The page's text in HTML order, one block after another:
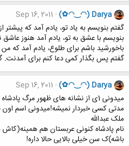
(✿◠‿◠) Darya
Sep 16, 2011
گفتم بنویسم به یاد تو، یادم آمد که پیشتر
بنویسم با عشق به تو، یادم آمد هنوز
باخورشید باشم برای طلوع، یادم آمد که
گفتم پس بگذار کمی دعا کنم برای آمدنت.
(✿◠‿◠) Darya
Sep 16, 2011
میدونی 1ی از نشانه های ظهور مرگ
مدتی کسی خبردار نمیشه!میدونی اسم اون
ملک عبدالله
نام پادشاه کنونی عربستان هم
باشه)ک سن خیلی بالایی حالا داره!